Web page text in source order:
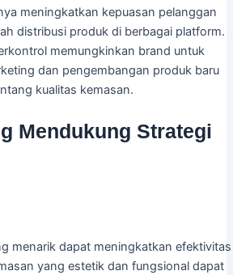
meningkatkan kepuasan pelanggan
distribusi produk di berbagai platform.
memungkinkan brand untuk
dan pengembangan produk baru
kualitas kemasan.
Mendukung Strategi
menarik dapat meningkatkan efektivitas
yang estetik dan fungsional dapat